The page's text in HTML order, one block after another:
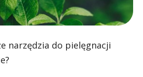
narzędzia do pielęgnacji